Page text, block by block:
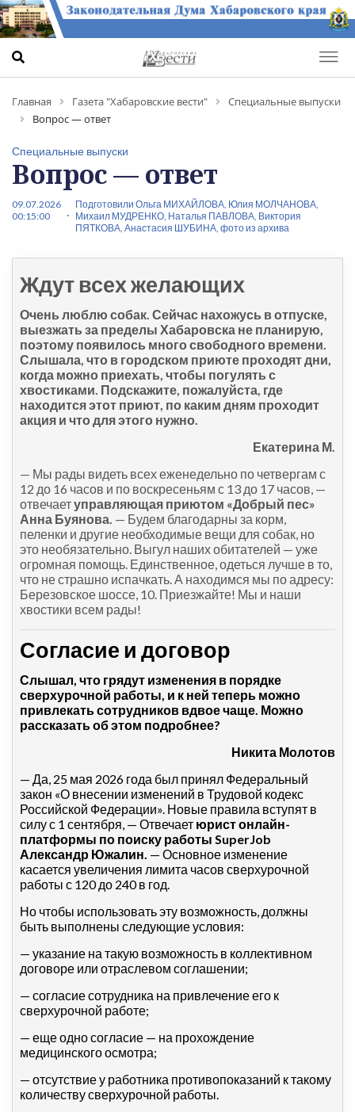
Главная Газета "Хабаровские вести"
Специальные выпуски
Вопрос — ответ
Специальные выпуски
Вопрос — ответ
09.07.2026
00:15:00
Подготовили Ольга МИХАЙЛОВА, Юлия МОЛЧАНОВА,
Михаил МУДРЕНКО, Наталья ПАВЛОВА, Виктория
ПЯТКОВА, Анастасия ШУБИНА, фото из архива
Ждут всех желающих
Очень люблю собак. Сейчас нахожусь в отпуске,
выезжать за пределы Хабаровска не планирую,
поэтому появилось много свободного времени.
Слышала, что в городском приюте проходят дни,
когда можно приехать, чтобы погулять с
хвостиками. Подскажите, пожалуйста, где
находится этот приют, по каким дням проходит
акция и что для этого нужно.
Екатерина М.
— Мы рады видеть всех еженедельно по четвергам с
12 до 16 часов и по воскресеньям с 13 до 17 часов, —
отвечаетуправляющая приютом «Добрый пес»
Анна Буянова. — Будем благодарны за корм,
пеленки и другие необходимые вещи для собак, но
это необязательно. Выгул наших обитателей — уже
огромная помощь. Единственное, одеться лучше в то,
что не страшно испачкать. А находимся мы по адресу:
Березовское шоссе, 10. Приезжайте! Мы и наши
хвостики всем рады!
Согласие и договор
Слышал, что грядут изменения в порядке
сверхурочной работы, и к ней теперь можно
привлекать сотрудников вдвое чаще. Можно
рассказать об этом подробнее?
Никита Молотов
— Да, 25 мая 2026 года был принял Федеральный
закон «О внесении изменений в Трудовой кодекс
Российской Федерации». Новые правила вступят в
силу с 1 сентября, — Отвечает юрист онлайн-
платформы по поиску работы SuperJob
Александр Южалин. — Основное изменение
касается увеличения лимита часов сверхурочной
работы с 120 до 240 в год.
Но чтобы использовать эту возможность, должны
быть выполнены следующие условия:
— указание на такую возможность в коллективном
договоре или отраслевом соглашении;
— согласие сотрудника на привлечение его к
сверхурочной работе;
— еще одно согласие — на прохождение
медицинского осмотра;
— отсутствие у работника противопоказаний к такому
количеству сверхурочной работы.